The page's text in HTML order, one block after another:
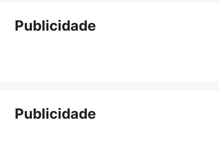
Publicidade
Publicidade